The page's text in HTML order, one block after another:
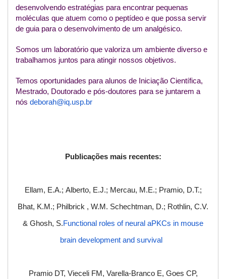
desenvolvendo estratégias para encontrar pequenas
moléculas que atuem como o peptídeo e que possa servir
de guia para o desenvolvimento de um analgésico.
Somos um laboratório que valoriza um ambiente diverso e
trabalhamos juntos para atingir nossos objetivos.
Temos oportunidades para alunos de Iniciação Científica,
Mestrado, Doutorado e pós-doutores para se juntarem a
nós deborah@iq.usp.br
Publicações mais recentes:
Ellam, E.A.; Alberto, E.J.; Mercau, M.E.; Pramio, D.T.;
Bhat, K.M.; Philbrick , W.M. Schechtman, D.; Rothlin, C.V.
& Ghosh, S.Functional roles of neural aPKCs in mouse
brain development and survival
Pramio DT, Vieceli FM, Varella-Branco E, Goes CP,